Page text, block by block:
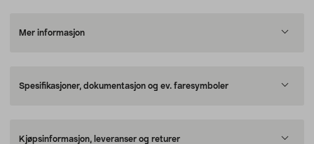
Mer informasjon
Spesifikasjoner, dokumentasjon og ev. faresymboler
Kjøpsinformasjon, leveranser og returer